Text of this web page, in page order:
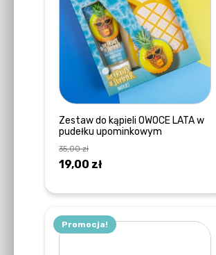
Zestaw do kąpieli OWOCE LATA w
pudełku upominkowym
35,00zł
Pierwotna
wynosiła:
35,00 zł.
19,00 złAktualna
wynosi:
19,00 zł.
Promocja!